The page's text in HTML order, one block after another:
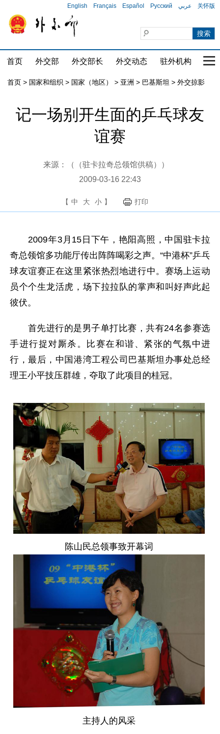
English Français Español Русский عربي 关怀版
首页 外交部 外交部长 外交动态 驻外机构 国
首页 > 国家和组织 > 国家（地区） > 亚洲 > 巴基斯坦 > 外交掠影
记一场别开生面的乒乓球友
谊赛
来源：（（驻卡拉奇总领馆供稿））
2009-03-16 22:43
【 中 大 小 】 打印
2009年3月15日下午，艳阳高照，中国驻卡拉
奇总领馆多功能厅传出阵阵喝彩之声。“中港杯”乒乓
球友谊赛正在这里紧张热烈地进行中。赛场上运动
员个个生龙活虎，场下拉拉队的掌声和叫好声此起
彼伏。
首先进行的是男子单打比赛，共有24名参赛选
手进行捉对厮杀。比赛在和谐、紧张的气氛中进
行，最后，中国港湾工程公司巴基斯坦办事处总经
理王小平技压群雄，夺取了此项目的桂冠。
陈山民总领事致开幕词
主持人的风采